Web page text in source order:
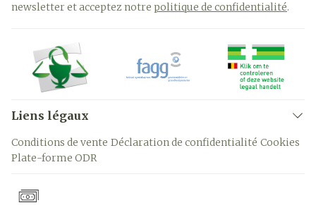
newsletter et acceptez notre politique de confidentialité.
Liens légaux
Conditions de vente Déclaration de confidentialité Cookies
Plate-forme ODR